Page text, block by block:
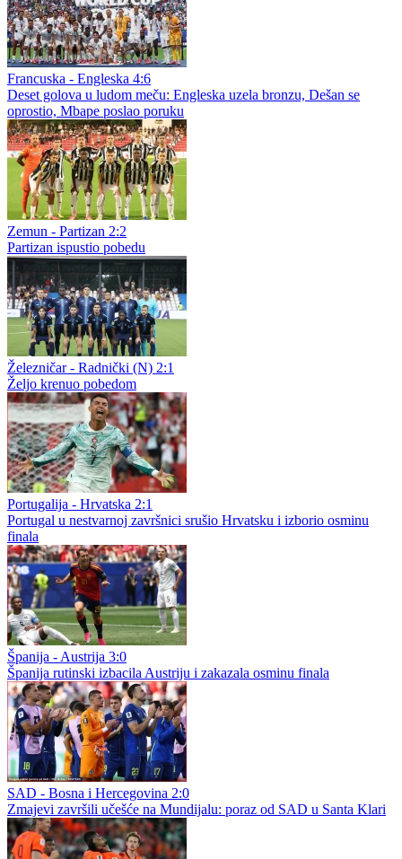
Francuska - Engleska 4:6
Deset golova u ludom meču: Engleska uzela bronzu, Dešan se
oprostio, Mbape poslao poruku
Zemun - Partizan 2:2
Partizan ispustio pobedu
Železničar - Radnički (N) 2:1
Željo krenuo pobedom
Portugalija - Hrvatska 2:1
Portugal u nestvarnoj završnici srušio Hrvatsku i izborio osminu
finala
Španija - Austrija 3:0
Španija rutinski izbacila Austriju i zakazala osminu finala
SAD - Bosna i Hercegovina 2:0
Zmajevi završili učešće na Mundijalu: poraz od SAD u Santa Klari